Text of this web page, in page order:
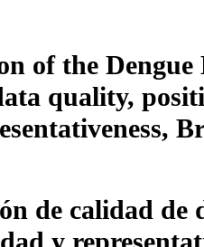
of the
quality,
de calidad de